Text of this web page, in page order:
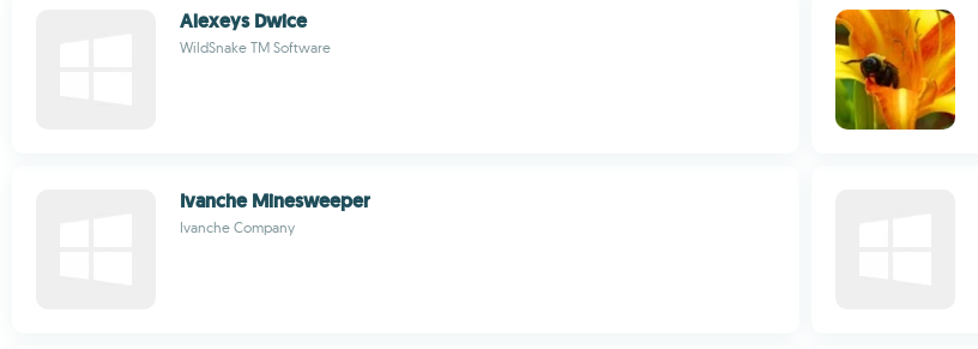
Alexeys Dwice
WildSnake TM Software
Ivanche Minesweeper
Ivanche Company